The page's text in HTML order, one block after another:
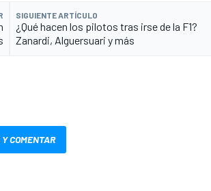
SIGUIENTE ARTÍCULO
¿Qué hacen los pilotos tras irse de la F1?
Zanardi, Alguersuari y más
COMENTAR